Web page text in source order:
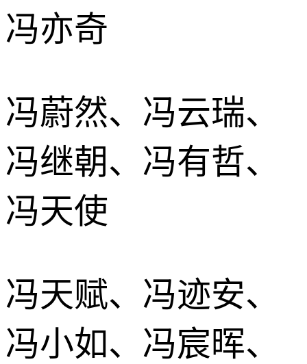
冯亦奇
冯蔚然、冯云瑞、
冯继朝、冯有哲、
冯天使
冯天赋、冯迹安、
冯小如、冯宸晖、